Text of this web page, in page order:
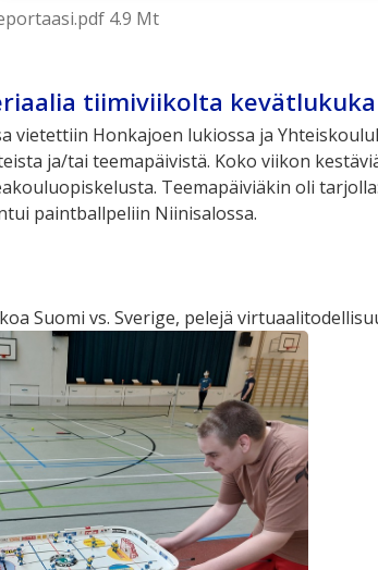
4.9 Mt
tiimiviikolta
vietettiin Honkajoen lukiossa ja
ja/tai teemapäivistä. Koko viikon
Teemapäiviäkin oli
paintballpeliin Niinisalossa.
Suomi vs. Sverige, pelejä